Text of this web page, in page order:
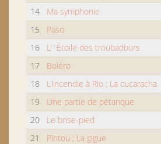
14
Ma symphonie
15
Paso
16
L’´Étoile des troubadours
17
Boléro
18
L’Incendie à Rio ; La cucaracha
19
Une partie de pétanque
20
Le brise-pied
21
Pïntou ; La gigue